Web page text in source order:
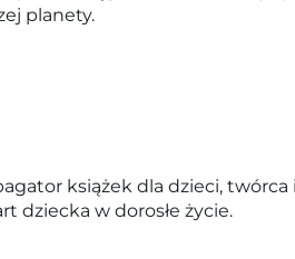
planety.
książek dla dzieci,
dziecka w dorosłe życie.